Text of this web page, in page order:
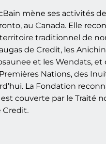
mène ses activités
au Canada. Elle
traditionnel de
de Credit, les
et les Wendats, et
Nations, des
La Fondation
couverte par le Traité
Credit.